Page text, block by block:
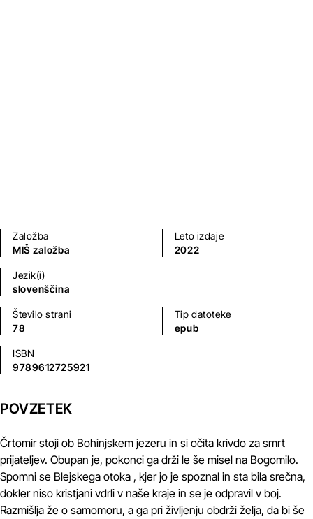
Založba
MIŠ založba
Leto izdaje
2022
Jezik(i)
slovenščina
Število strani
78
Tip datoteke
epub
ISBN
9789612725921
POVZETEK
Črtomir stoji ob Bohinjskem jezeru in si očita krivdo za smrt
prijateljev. Obupan je, pokonci ga drži le še misel na Bogomilo.
Spomni se Blejskega otoka , kjer jo je spoznal in sta bila srečna,
dokler niso kristjani vdrli v naše kraje in se je odpravil v boj.
Razmišlja že o samomoru, a ga pri življenju obdrži želja, da bi še